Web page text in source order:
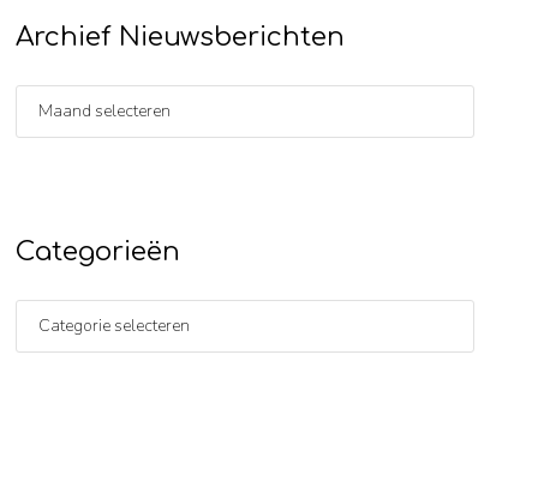
Archief Nieuwsberichten
Categorieën